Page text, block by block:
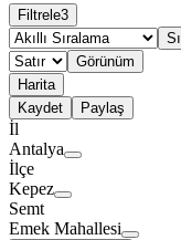
Filtrele3
Görünüm
Harita
Kaydet
Paylaş
İl
Antalya
İlçe
Kepez
Semt
Emek Mahallesi